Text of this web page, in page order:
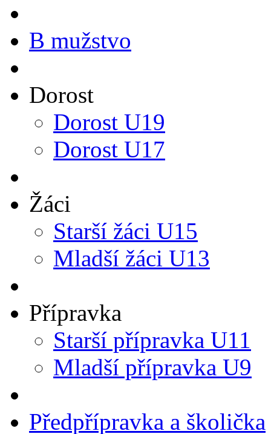
B mužstvo
Dorost
Dorost U19
Dorost U17
Žáci
Starší žáci U15
Mladší žáci U13
Přípravka
Starší přípravka U11
Mladší přípravka U9
Předpřípravka a školička